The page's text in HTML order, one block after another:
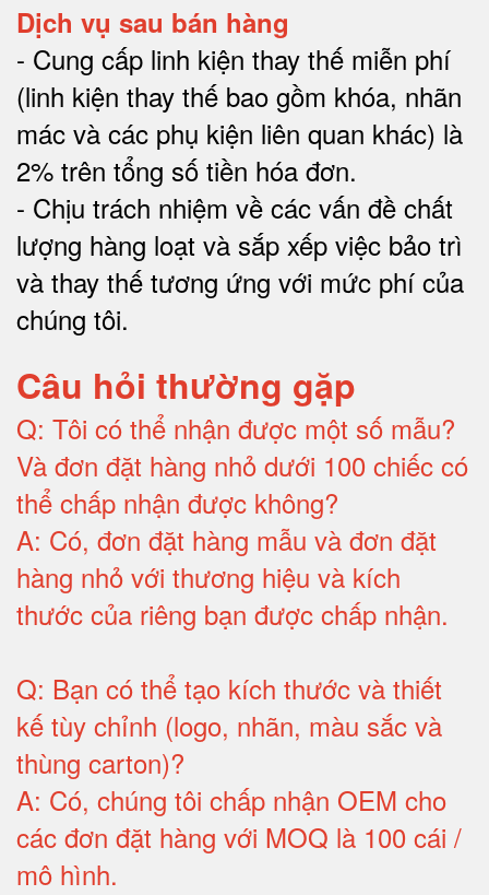
Dịch vụ sau bán hàng
- Cung cấp linh kiện thay thế miễn phí
(linh kiện thay thế bao gồm khóa, nhãn
mác và các phụ kiện liên quan khác) là
2% trên tổng số tiền hóa đơn.
- Chịu trách nhiệm về các vấn đề chất
lượng hàng loạt và sắp xếp việc bảo trì
và thay thế tương ứng với mức phí của
chúng tôi.
Câu hỏi thường gặp
Q: Tôi có thể nhận được một số mẫu?
Và đơn đặt hàng nhỏ dưới 100 chiếc có
thể chấp nhận được không?
A: Có, đơn đặt hàng mẫu và đơn đặt
hàng nhỏ với thương hiệu và kích
thước của riêng bạn được chấp nhận.
Q: Bạn có thể tạo kích thước và thiết
kế tùy chỉnh (logo, nhãn, màu sắc và
thùng carton)?
A: Có, chúng tôi chấp nhận OEM cho
các đơn đặt hàng với MOQ là 100 cái /
mô hình.